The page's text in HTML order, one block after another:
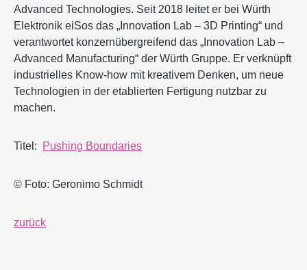
Advanced Technologies. Seit 2018 leitet er bei Würth
Elektronik eiSos das „Innovation Lab – 3D Printing“ und
verantwortet konzernübergreifend das „Innovation Lab –
Advanced Manufacturing“ der Würth Gruppe. Er verknüpft
industrielles Know-how mit kreativem Denken, um neue
Technologien in der etablierten Fertigung nutzbar zu
machen.
Titel: Pushing Boundaries
© Foto: Geronimo Schmidt
zurück